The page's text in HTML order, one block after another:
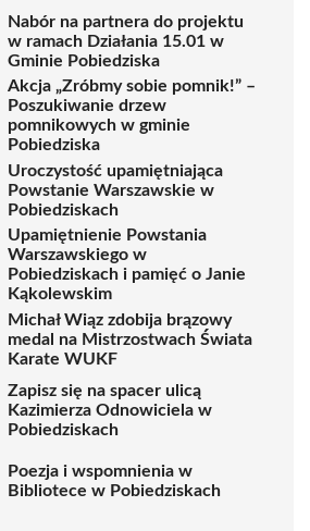
Nabór na partnera do projektu
w ramach Działania 15.01 w
Gminie Pobiedziska
Akcja „Zróbmy sobie pomnik!” –
Poszukiwanie drzew
pomnikowych w gminie
Pobiedziska
Uroczystość upamiętniająca
Powstanie Warszawskie w
Pobiedziskach
Upamiętnienie Powstania
Warszawskiego w
Pobiedziskach i pamięć o Janie
Kąkolewskim
Michał Wiąz zdobija brązowy
medal na Mistrzostwach Świata
Karate WUKF
Zapisz się na spacer ulicą
Kazimierza Odnowiciela w
Pobiedziskach
Poezja i wspomnienia w
Bibliotece w Pobiedziskach